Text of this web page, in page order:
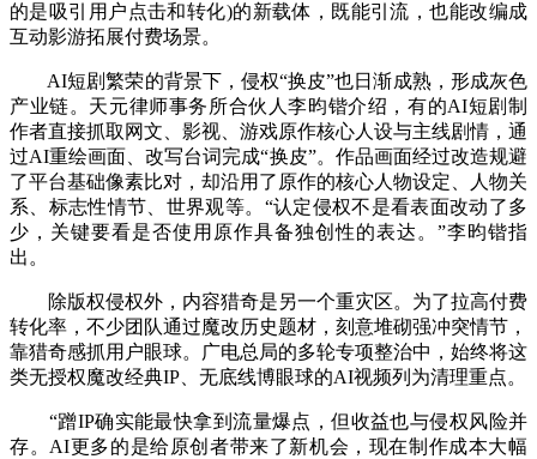
的是吸引用户点击和转化)的新载体，既能引流，也能改编成
互动影游拓展付费场景。
AI短剧繁荣的背景下，侵权“换皮”也日渐成熟，形成灰色
产业链。天元律师事务所合伙人李昀锴介绍，有的AI短剧制
作者直接抓取网文、影视、游戏原作核心人设与主线剧情，通
过AI重绘画面、改写台词完成“换皮”。作品画面经过改造规避
了平台基础像素比对，却沿用了原作的核心人物设定、人物关
系、标志性情节、世界观等。“认定侵权不是看表面改动了多
少，关键要看是否使用原作具备独创性的表达。”李昀锴指
出。
除版权侵权外，内容猎奇是另一个重灾区。为了拉高付费
转化率，不少团队通过魔改历史题材，刻意堆砌强冲突情节，
靠猎奇感抓用户眼球。广电总局的多轮专项整治中，始终将这
类无授权魔改经典IP、无底线博眼球的AI视频列为清理重点。
“蹭IP确实能最快拿到流量爆点，但收益也与侵权风险并
存。AI更多的是给原创者带来了新机会，现在制作成本大幅